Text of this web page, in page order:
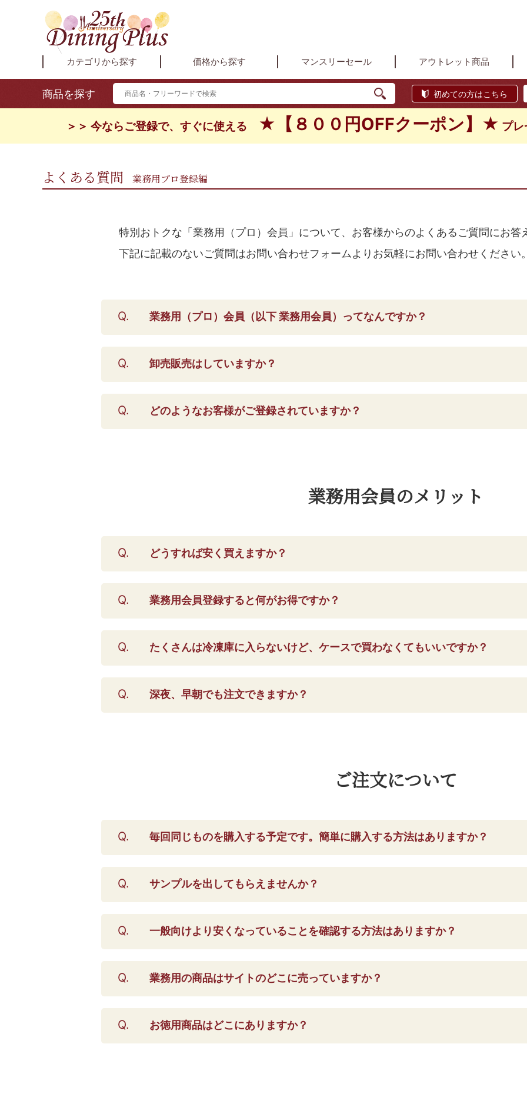
カテゴリから探す 価格から探す マンスリーセール アウトレット商品
商品を探す 初めての方はこちら
＞＞ 今ならご登録で、すぐに使える ★【８００円OFFクーポン】★ プ
よくある質問 業務用プロ登録編
特別おトクな「業務用（プロ）会員」について、お客様からのよくあるご質問にお答
下記に記載のないご質問はお問い合わせフォームよりお気軽にお問い合わせください
業務用（プロ）会員（以下 業務用会員）ってなんですか？
卸売販売はしていますか？
どのようなお客様がご登録されていますか？
業務用会員のメリット
どうすれば安く買えますか？
業務用会員登録すると何がお得ですか？
たくさんは冷凍庫に入らないけど、ケースで買わなくてもいいですか？
深夜、早朝でも注文できますか？
ご注文について
毎回同じものを購入する予定です。簡単に購入する方法はありますか？
サンプルを出してもらえませんか？
一般向けより安くなっていることを確認する方法はありますか？
業務用の商品はサイトのどこに売っていますか？
お徳用商品はどこにありますか？